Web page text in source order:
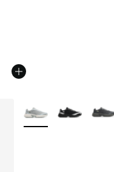
Plus de couleurs